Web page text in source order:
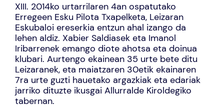
XIII. 2014ko urtarrilaren 4an ospatutako
Erregeen Esku Pilota Txapelketa, Leizaran
Eskubaloi ereserkia entzun ahal izango da
lehen aldiz. Xabier Saldiasek eta Imanol
Iribarrenek emango diote ahotsa eta doinua
klubari. Aurtengo ekainean 35 urte bete ditu
Leizaranek, eta maiatzaren 30etik ekainaren
7ra urte guzti hauetako argazkiak eta edariak
jarriko dituzte ikusgai Allurralde Kiroldegiko
tabernan.